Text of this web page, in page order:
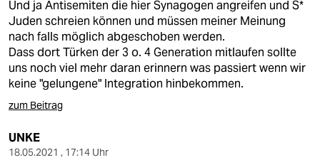
Und ja Antisemiten die hier Synagogen angreifen und S*
Juden schreien können und müssen meiner Meinung
nach falls möglich abgeschoben werden.
Dass dort Türken der 3 o. 4 Generation mitlaufen sollte
uns noch viel mehr daran erinnern was passiert wenn wir
keine "gelungene" Integration hinbekommen.
zum Beitrag
UNKE
18.05.2021 , 17:14 Uhr